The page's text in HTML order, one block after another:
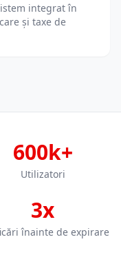
integrat în
și taxe de
600k+
Utilizatori
3x
înainte de expirare